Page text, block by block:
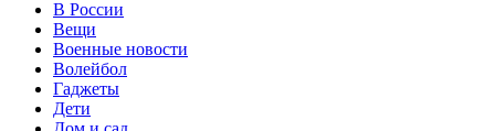
В России
Вещи
Военные новости
Волейбол
Гаджеты
Дети